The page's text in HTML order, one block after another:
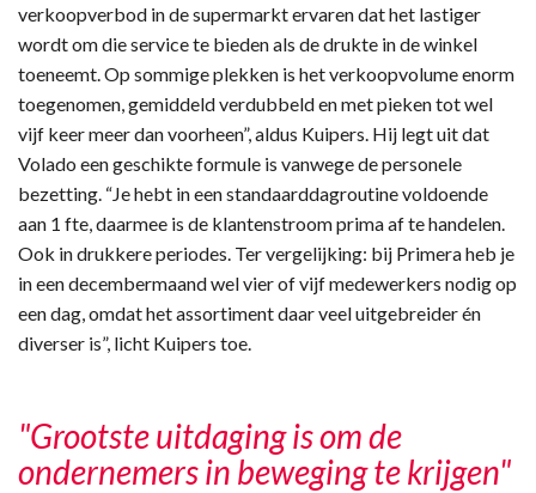
verkoopverbod in de supermarkt ervaren dat het lastiger
wordt om die service te bieden als de drukte in de winkel
toeneemt. Op sommige plekken is het verkoopvolume enorm
toegenomen, gemiddeld verdubbeld en met pieken tot wel
vijf keer meer dan voorheen”, aldus Kuipers. Hij legt uit dat
Volado een geschikte formule is vanwege de personele
bezetting. “Je hebt in een standaarddagroutine voldoende
aan 1 fte, daarmee is de klantenstroom prima af te handelen.
Ook in drukkere periodes. Ter vergelijking: bij Primera heb je
in een decembermaand wel vier of vijf medewerkers nodig op
een dag, omdat het assortiment daar veel uitgebreider én
diverser is”, licht Kuipers toe.
"Grootste uitdaging is om de
ondernemers in beweging te krijgen"